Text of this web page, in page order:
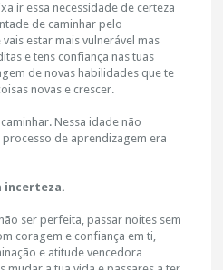
ir essa necessidade de certeza
de caminhar pelo
estar mais vulnerável mas
e tens confiança nas tuas
de novas habilidades que te
novas e crescer.
Nessa idade não
de aprendizagem era
incerteza.
ser perfeita, passar noites sem
coragem e confiança em ti,
e atitude vencedora